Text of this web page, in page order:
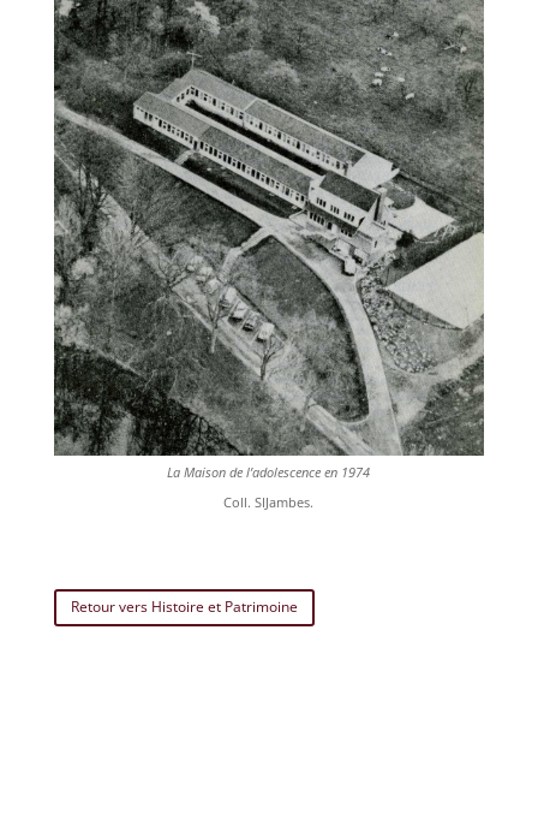
La Maison de l’adolescence en 1974
Coll. SIJambes.
Retour vers Histoire et Patrimoine